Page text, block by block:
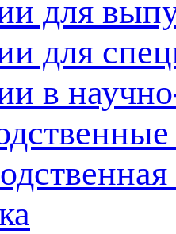
для
для
в